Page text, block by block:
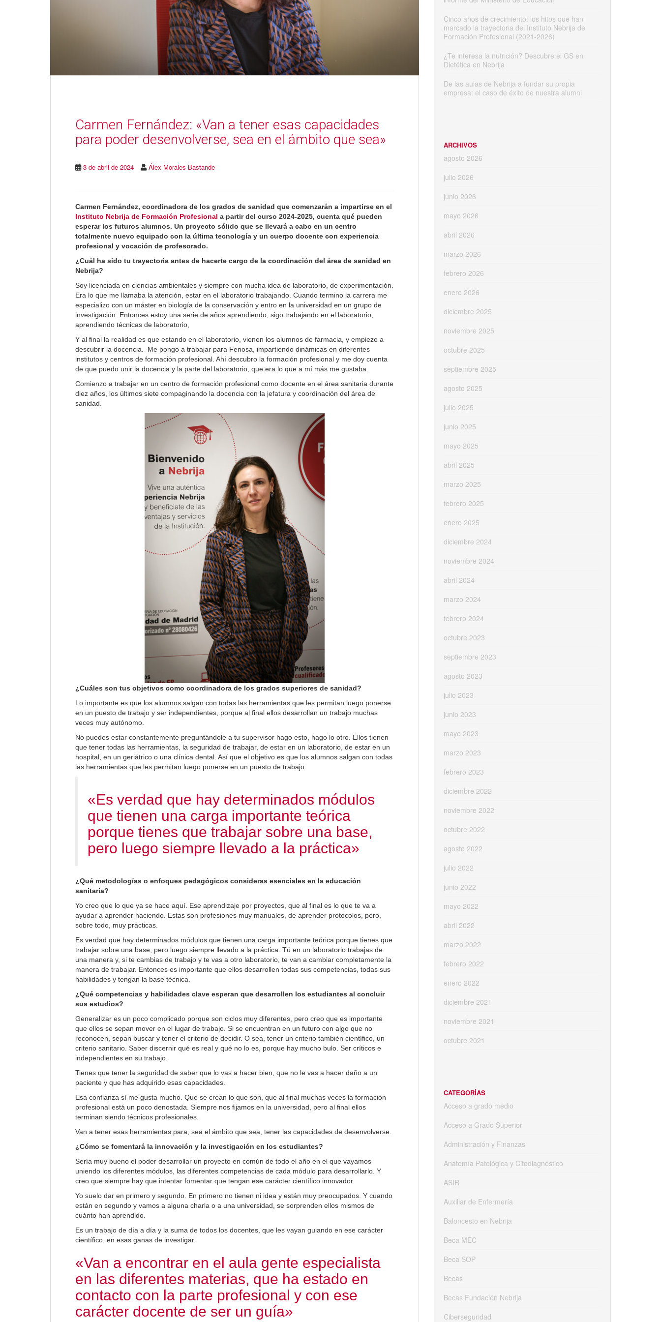
Carmen Fernández: «Van a tener esas capacidades
para poder desenvolverse, sea en el ámbito que sea»
3 de abril de 2024 Álex Morales Bastande
Carmen Fernández, coordinadora de los grados de sanidad que comenzarán a impartirse en el
Instituto Nebrija de Formación Profesional a partir del curso 2024-2025, cuenta qué pueden
esperar los futuros alumnos. Un proyecto sólido que se llevará a cabo en un centro
totalmente nuevo equipado con la última tecnología y un cuerpo docente con experiencia
profesional y vocación de profesorado.
¿Cuál ha sido tu trayectoria antes de hacerte cargo de la coordinación del área de sanidad en
Nebrija?
Soy licenciada en ciencias ambientales y siempre con mucha idea de laboratorio, de experimentación.
Era lo que me llamaba la atención, estar en el laboratorio trabajando. Cuando termino la carrera me
especializo con un máster en biología de la conservación y entro en la universidad en un grupo de
investigación. Entonces estoy una serie de años aprendiendo, sigo trabajando en el laboratorio,
aprendiendo técnicas de laboratorio,
Y al final la realidad es que estando en el laboratorio, vienen los alumnos de farmacia, y empiezo a
descubrir la docencia. Me pongo a trabajar para Fenosa, impartiendo dinámicas en diferentes
institutos y centros de formación profesional. Ahí descubro la formación profesional y me doy cuenta
de que puedo unir la docencia y la parte del laboratorio, que era lo que a mí más me gustaba.
Comienzo a trabajar en un centro de formación profesional como docente en el área sanitaria durante
diez años, los últimos siete compaginando la docencia con la jefatura y coordinación del área de
sanidad.
¿Cuáles son tus objetivos como coordinadora de los grados superiores de sanidad?
Lo importante es que los alumnos salgan con todas las herramientas que les permitan luego ponerse
en un puesto de trabajo y ser independientes, porque al final ellos desarrollan un trabajo muchas
veces muy autónomo.
No puedes estar constantemente preguntándole a tu supervisor hago esto, hago lo otro. Ellos tienen
que tener todas las herramientas, la seguridad de trabajar, de estar en un laboratorio, de estar en un
hospital, en un geriátrico o una clínica dental. Así que el objetivo es que los alumnos salgan con todas
las herramientas que les permitan luego ponerse en un puesto de trabajo.
«Es verdad que hay determinados módulos
que tienen una carga importante teórica
porque tienes que trabajar sobre una base,
pero luego siempre llevado a la práctica»
¿Qué metodologías o enfoques pedagógicos consideras esenciales en la educación
sanitaria?
Yo creo que lo que ya se hace aquí. Ese aprendizaje por proyectos, que al final es lo que te va a
ayudar a aprender haciendo. Estas son profesiones muy manuales, de aprender protocolos, pero,
sobre todo, muy prácticas.
Es verdad que hay determinados módulos que tienen una carga importante teórica porque tienes que
trabajar sobre una base, pero luego siempre llevado a la práctica. Tú en un laboratorio trabajas de
una manera y, si te cambias de trabajo y te vas a otro laboratorio, te van a cambiar completamente la
manera de trabajar. Entonces es importante que ellos desarrollen todas sus competencias, todas sus
habilidades y tengan la base técnica.
¿Qué competencias y habilidades clave esperan que desarrollen los estudiantes al concluir
sus estudios?
Generalizar es un poco complicado porque son ciclos muy diferentes, pero creo que es importante
que ellos se sepan mover en el lugar de trabajo. Si se encuentran en un futuro con algo que no
reconocen, sepan buscar y tener el criterio de decidir. O sea, tener un criterio también científico, un
criterio sanitario. Saber discernir qué es real y qué no lo es, porque hay mucho bulo. Ser críticos e
independientes en su trabajo.
Tienes que tener la seguridad de saber que lo vas a hacer bien, que no le vas a hacer daño a un
paciente y que has adquirido esas capacidades.
Esa confianza sí me gusta mucho. Que se crean lo que son, que al final muchas veces la formación
profesional está un poco denostada. Siempre nos fijamos en la universidad, pero al final ellos
terminan siendo técnicos profesionales.
Van a tener esas herramientas para, sea el ámbito que sea, tener las capacidades de desenvolverse.
¿Cómo se fomentará la innovación y la investigación en los estudiantes?
Sería muy bueno el poder desarrollar un proyecto en común de todo el año en el que vayamos
uniendo los diferentes módulos, las diferentes competencias de cada módulo para desarrollarlo. Y
creo que siempre hay que intentar fomentar que tengan ese carácter científico innovador.
Yo suelo dar en primero y segundo. En primero no tienen ni idea y están muy preocupados. Y cuando
están en segundo y vamos a alguna charla o a una universidad, se sorprenden ellos mismos de
cuánto han aprendido.
Es un trabajo de día a día y la suma de todos los docentes, que les vayan guiando en ese carácter
científico, en esas ganas de investigar.
«Van a encontrar en el aula gente especialista
en las diferentes materias, que ha estado en
contacto con la parte profesional y con ese
carácter docente de ser un guía»
Cinco años de crecimiento: los hitos que han
marcado la trayectoria del Instituto Nebrija de
Formación Profesional (2021-2026)
¿Te interesa la nutrición? Descubre el GS en
Dietética en Nebrija
De las aulas de Nebrija a fundar su propia
empresa: el caso de éxito de nuestra alumni
ARCHIVOS
agosto 2026
julio 2026
junio 2026
mayo 2026
abril 2026
marzo 2026
febrero 2026
enero 2026
diciembre 2025
noviembre 2025
octubre 2025
septiembre 2025
agosto 2025
julio 2025
junio 2025
mayo 2025
abril 2025
marzo 2025
febrero 2025
enero 2025
diciembre 2024
noviembre 2024
abril 2024
marzo 2024
febrero 2024
octubre 2023
septiembre 2023
agosto 2023
julio 2023
junio 2023
mayo 2023
marzo 2023
febrero 2023
diciembre 2022
noviembre 2022
octubre 2022
agosto 2022
julio 2022
junio 2022
mayo 2022
abril 2022
marzo 2022
febrero 2022
enero 2022
diciembre 2021
noviembre 2021
octubre 2021
CATEGORÍAS
Acceso a grado medio
Acceso a Grado Superior
Administración y Finanzas
Anatomía Patológica y Citodiagnóstico
ASIR
Auxiliar de Enfermería
Baloncesto en Nebrija
Beca MEC
Beca SOP
Becas
Becas Fundación Nebrija
Ciberseguridad